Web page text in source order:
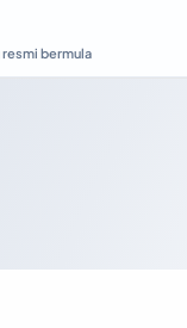
resmi bermula